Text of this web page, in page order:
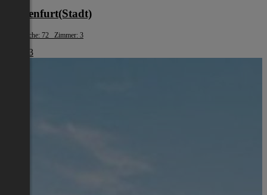
Klagenfurt(Stadt)
Wohnfläche: 72 Zimmer: 3
€ 1.483